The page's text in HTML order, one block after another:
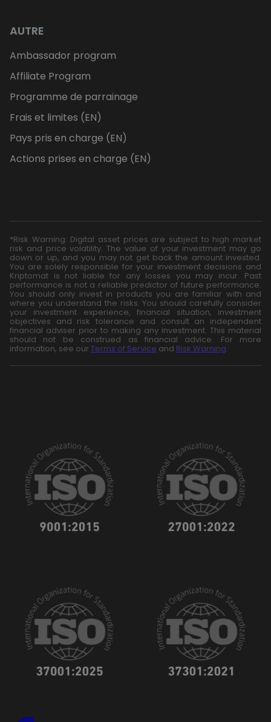
AUTRE
Ambassador program
Affiliate Program
Programme de parrainage
Frais et limites (EN)
Pays pris en charge (EN)
Actions prises en charge (EN)
*Risk Warning: Digital asset prices are subject to high market
risk and price volatility. The value of your investment may go
down or up, and you may not get back the amount invested.
You are solely responsible for your investment decisions and
Kriptomat is not liable for any losses you may incur. Past
performance is not a reliable predictor of future performance.
You should only invest in products you are familiar with and
where you understand the risks. You should carefully consider
your investment experience, financial situation, investment
objectives and risk tolerance and consult an independent
financial adviser prior to making any investment. This material
should not be construed as financial advice. For more
information, see our Terms of Service and Risk Warning.